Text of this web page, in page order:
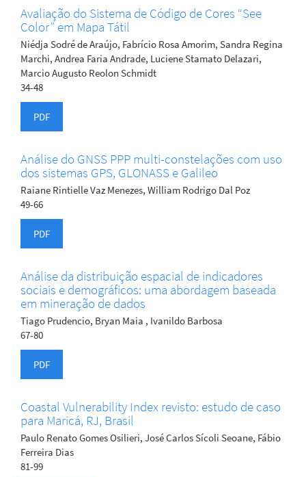
Avaliação do Sistema de Código de Cores “See
Color” em Mapa Tátil
Niédja Sodré de Araújo, Fabrício Rosa Amorim, Sandra Regina
Marchi, Andrea Faria Andrade, Luciene Stamato Delazari,
Marcio Augusto Reolon Schmidt
34-48
PDF
Análise do GNSS PPP multi-constelações com uso
dos sistemas GPS, GLONASS e Galileo
Raiane Rintielle Vaz Menezes, William Rodrigo Dal Poz
49-66
PDF
Análise da distribuição espacial de indicadores
sociais e demográficos: uma abordagem baseada
em mineração de dados
Tiago Prudencio, Bryan Maia , Ivanildo Barbosa
67-80
PDF
Coastal Vulnerability Index revisto: estudo de caso
para Maricá, RJ, Brasil
Paulo Renato Gomes Osilieri, José Carlos Sícoli Seoane, Fábio
Ferreira Dias
81-99